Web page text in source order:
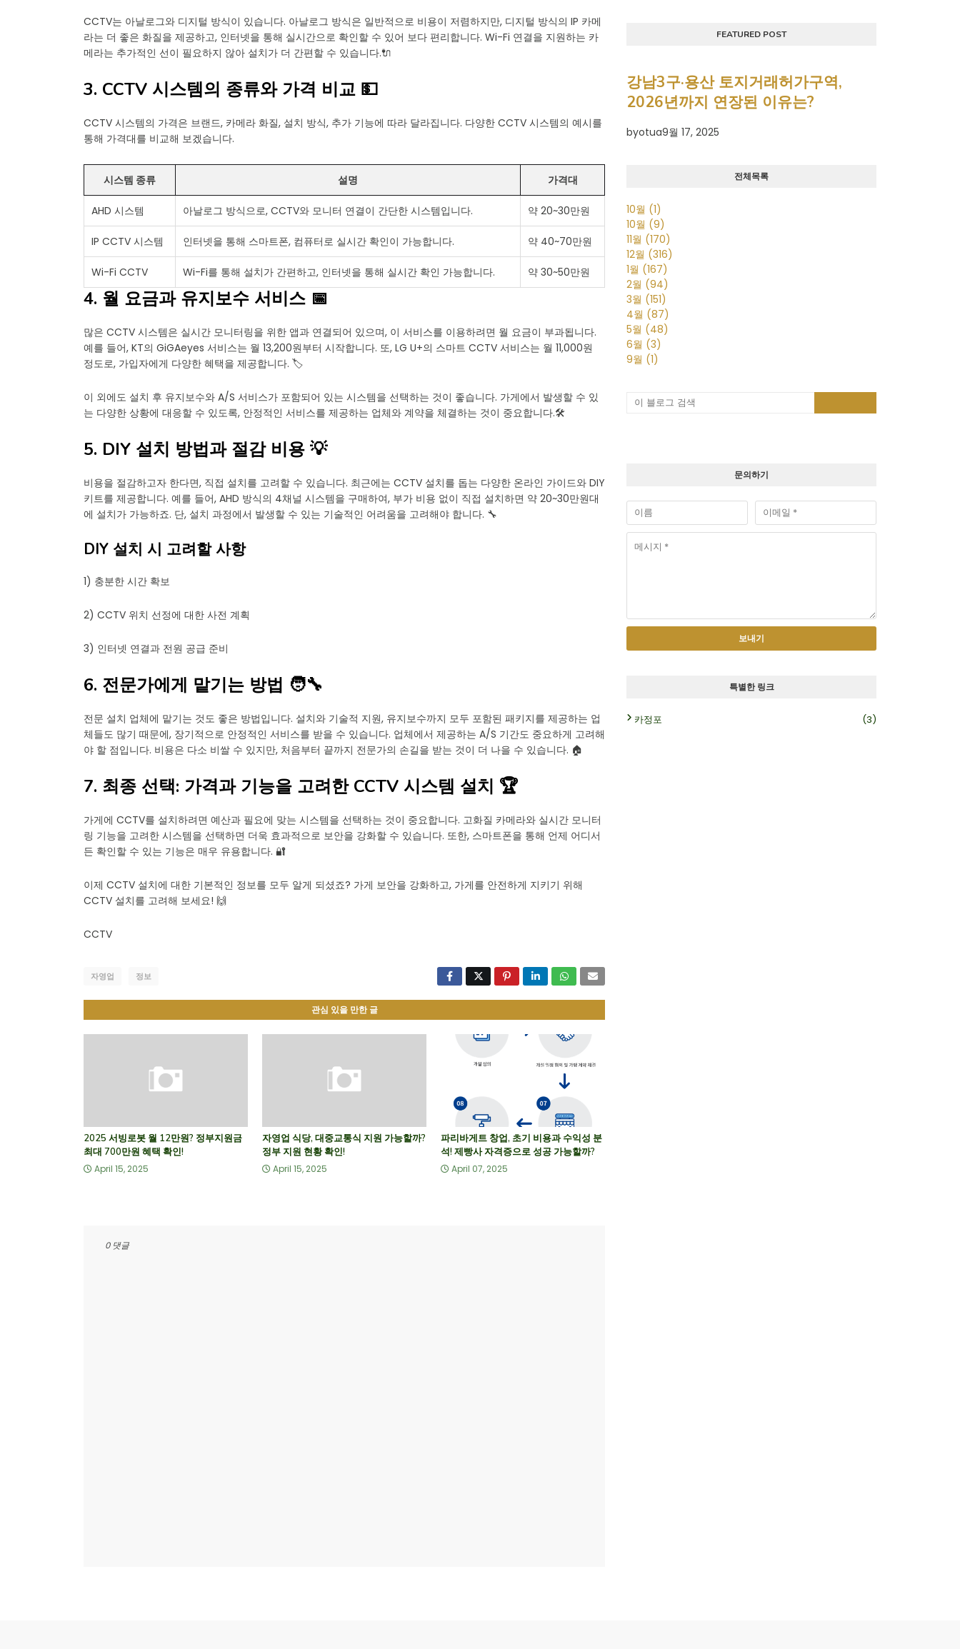
CCTV는 아날로그와 디지털 방식이 있습니다. 아날로그 방식은 일반적으로 비용이 저렴하지만, 디지털 방식의 IP 카메
라는 더 좋은 화질을 제공하고, 인터넷을 통해 실시간으로 확인할 수 있어 보다 편리합니다. Wi-Fi 연결을 지원하는 카
메라는 추가적인 선이 필요하지 않아 설치가 더 간편할 수 있습니다.🔌
3. CCTV 시스템의 종류와 가격 비교 💵
CCTV 시스템의 가격은 브랜드, 카메라 화질, 설치 방식, 추가 기능에 따라 달라집니다. 다양한 CCTV 시스템의 예시를
통해 가격대를 비교해 보겠습니다.
시스템 종류 설명 가격대
AHD 시스템 아날로그 방식으로, CCTV와 모니터 연결이 간단한 시스템입니다. 약 20~30만원
IP CCTV 시스템 인터넷을 통해 스마트폰, 컴퓨터로 실시간 확인이 가능합니다. 약 40~70만원
Wi-Fi CCTV Wi-Fi를 통해 설치가 간편하고, 인터넷을 통해 실시간 확인 가능합니다. 약 30~50만원
4. 월 요금과 유지보수 서비스 📅
많은 CCTV 시스템은 실시간 모니터링을 위한 앱과 연결되어 있으며, 이 서비스를 이용하려면 월 요금이 부과됩니다.
예를 들어, KT의 GiGAeyes 서비스는 월 13,200원부터 시작합니다. 또, LG U+의 스마트 CCTV 서비스는 월 11,000원
정도로, 가입자에게 다양한 혜택을 제공합니다. 🏷️
이 외에도 설치 후 유지보수와 A/S 서비스가 포함되어 있는 시스템을 선택하는 것이 좋습니다. 가게에서 발생할 수 있
는 다양한 상황에 대응할 수 있도록, 안정적인 서비스를 제공하는 업체와 계약을 체결하는 것이 중요합니다.🛠️
5. DIY 설치 방법과 절감 비용 💡
비용을 절감하고자 한다면, 직접 설치를 고려할 수 있습니다. 최근에는 CCTV 설치를 돕는 다양한 온라인 가이드와 DIY
키트를 제공합니다. 예를 들어, AHD 방식의 4채널 시스템을 구매하여, 부가 비용 없이 직접 설치하면 약 20~30만원대
에 설치가 가능하죠. 단, 설치 과정에서 발생할 수 있는 기술적인 어려움을 고려해야 합니다. 🔧
DIY 설치 시 고려할 사항
1) 충분한 시간 확보
2) CCTV 위치 선정에 대한 사전 계획
3) 인터넷 연결과 전원 공급 준비
6. 전문가에게 맡기는 방법 🧑‍🔧
전문 설치 업체에 맡기는 것도 좋은 방법입니다. 설치와 기술적 지원, 유지보수까지 모두 포함된 패키지를 제공하는 업
체들도 많기 때문에, 장기적으로 안정적인 서비스를 받을 수 있습니다. 업체에서 제공하는 A/S 기간도 중요하게 고려해
야 할 점입니다. 비용은 다소 비쌀 수 있지만, 처음부터 끝까지 전문가의 손길을 받는 것이 더 나을 수 있습니다. 🏠
7. 최종 선택: 가격과 기능을 고려한 CCTV 시스템 설치 🏆
가게에 CCTV를 설치하려면 예산과 필요에 맞는 시스템을 선택하는 것이 중요합니다. 고화질 카메라와 실시간 모니터
링 기능을 고려한 시스템을 선택하면 더욱 효과적으로 보안을 강화할 수 있습니다. 또한, 스마트폰을 통해 언제 어디서
든 확인할 수 있는 기능은 매우 유용합니다. 🔐
이제 CCTV 설치에 대한 기본적인 정보를 모두 알게 되셨죠? 가게 보안을 강화하고, 가게를 안전하게 지키기 위해
CCTV 설치를 고려해 보세요! 🙌
CCTV
자영업 정보
관심 있을 만한 글
2025 서빙로봇 월 12만원? 정부지원금
최대 700만원 혜택 확인!
April 15, 2025
자영업 식당, 대중교통식 지원 가능할까?
정부 지원 현황 확인!
April 15, 2025
파리바게트 창업, 초기 비용과 수익성 분
석! 제빵사 자격증으로 성공 가능할까?
April 07, 2025
0 댓글
FEATURED POST
강남3구·용산 토지거래허가구역,
2026년까지 연장된 이유는?
byotua9월 17, 2025
전체목록
10월 (1)
10월 (9)
11월 (170)
12월 (316)
1월 (167)
2월 (94)
3월 (151)
4월 (87)
5월 (48)
6월 (3)
9월 (1)
문의하기
특별한 링크
카정포 (3)